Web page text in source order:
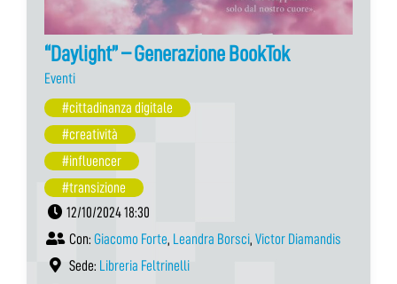
“Daylight” – Generazione BookTok
Eventi
#cittadinanza digitale
#creatività
#influencer
#transizione
12/10/2024 18:30
Con: Giacomo Forte, Leandra Borsci, Victor Diamandis
Sede: Libreria Feltrinelli